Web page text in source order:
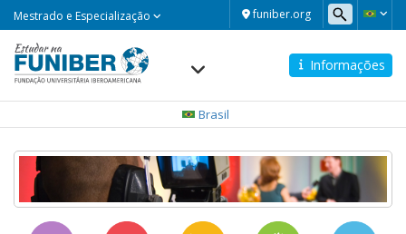
funiber.org
Mestrado e Especialização
Informações
Brasil